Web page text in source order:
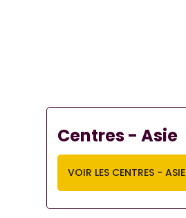
Centres - Asie
VOIR LES CENTRES - ASIE